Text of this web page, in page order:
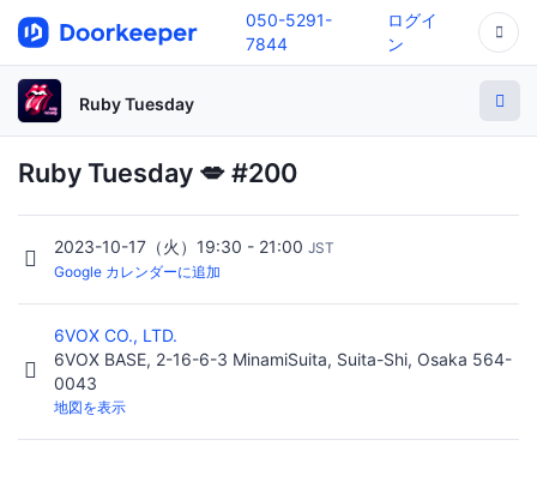
050-5291-
7844
ログイ
ン
Ruby Tuesday
Ruby Tuesday 💋 #200
2023-10-17（火）19:30 - 21:00 JST
Google カレンダーに追加
6VOX CO., LTD.
6VOX BASE, 2-16-6-3 MinamiSuita, Suita-Shi, Osaka 564-
0043
地図を表示